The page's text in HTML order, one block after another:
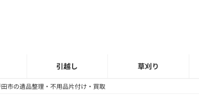
引越し 草刈り
市の遺品整理・不用品片付け・買取